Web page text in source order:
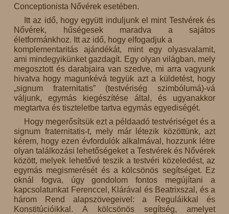
Conceptionista Nővérek esetében.
Itt az idő, hogy együtt induljunk el mint Testvérek és
Nővérek, hűségesek maradva a sajátos
életformánkhoz. Itt az idő, hogy elfogadjuk a
komplementaritás ajándékát, mint egy olyasvalamit,
ami mindegyikünket gazdagít. Egy olyan világban, mely
megosztott és darabjaira van szedve, mi arra vagyunk
hivatva hogy magunkévá tegyük azt a küldetést, hogy
„signum fraternitatis” (testvériség szimbólumá)-vá
váljunk, egymás kiegészítése által, és ugyanakkor
megtartva és tiszteletbe tartva egymás egyediségét.
Hogy megerősítsük ezt a példaadó testvériséget és a
signum fraternitatis-t, mely már létezik közöttünk, azt
kérem, hogy ezen évfordulók alkalmával, hozzunk létre
olyan találkozási lehetőségeket a Testvérek és Nővérek
között, melyek lehetővé teszik a testvéri közeledést, az
egymás megismerését és a kölcsönös segítséget. Ez
oknál fogva, úgy gondolom fontos megújítani a
kapcsolatunkat Ferenccel, Klárával és Beatrixszal, és a
három Rend alapszövegeivel: a Reguláikkal és
Konstitúcióikkal. A kölcsönös segítség, amelyet